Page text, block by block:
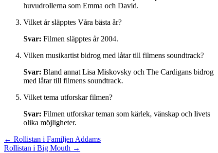
huvudrollerna som Emma och David.
Vilket år släpptes Våra bästa år?
Svar: Filmen släpptes år 2004.
Vilken musikartist bidrog med låtar till filmens soundtrack?
Svar: Bland annat Lisa Miskovsky och The Cardigans bidrog
med låtar till filmens soundtrack.
Vilket tema utforskar filmen?
Svar: Filmen utforskar teman som kärlek, vänskap och livets
olika möjligheter.
Inläggsnavigering
← Rollistan i Familjen Addams
Rollistan i Big Mouth →